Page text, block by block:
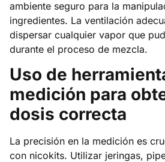
ambiente seguro para la
ingredientes. La ventilación
dispersar cualquier vapor que
durante el proceso de mezcla.
Uso de
medición para
dosis correcta
La precisión en la medición es
con nicokits. Utilizar jeringas,